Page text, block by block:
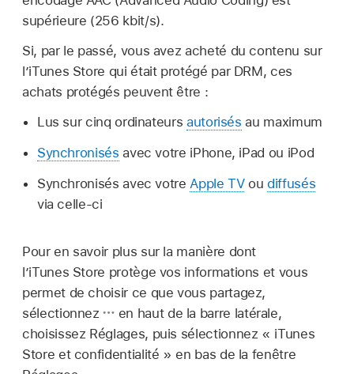
supérieure (256 kbit/s).
Si, par le passé, vous avez acheté du contenu sur
l’iTunes Store qui était protégé par DRM, ces
achats protégés peuvent être :
Lus sur cinq ordinateurs autorisés au maximum
Synchronisés avec votre iPhone, iPad ou iPod
Synchronisés avec votre Apple TVoudiffusés
via celle-ci
Pour en savoir plus sur la manière dont
l’iTunes Store protège vos informations et vous
permet de choisir ce que vous partagez,
sélectionnez
en haut de la barre latérale,
choisissez Réglages, puis sélectionnez « iTunes
Store et confidentialité » en bas de la fenêtre